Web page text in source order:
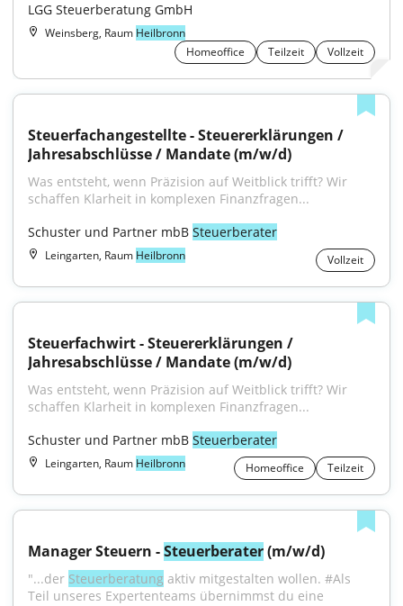
LGG Steuerberatung GmbH
Weinsberg, Raum Heilbronn
Homeoffice
Teilzeit Vollzeit
Steuerfachangestellte - Steuererklärungen /
Jahresabschlüsse / Mandate (m/w/d)
Was entsteht, wenn Präzision auf Weitblick trifft? Wir
schaffen Klarheit in komplexen Finanzfragen...
Schuster und Partner mbB Steuerberater
Leingarten, Raum Heilbronn Vollzeit
Steuerfachwirt - Steuererklärungen /
Jahresabschlüsse / Mandate (m/w/d)
Was entsteht, wenn Präzision auf Weitblick trifft? Wir
schaffen Klarheit in komplexen Finanzfragen...
Schuster und Partner mbB Steuerberater
Leingarten, Raum Heilbronn Homeoffice Teilzeit
Manager Steuern - Steuerberater (m/w/d)
"...der Steuerberatung aktiv mitgestalten wollen. #Als
Teil unseres Expertenteams übernimmst du eine